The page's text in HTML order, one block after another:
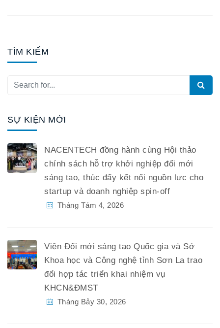
TÌM KIẾM
SỰ KIỆN MỚI
NACENTECH đồng hành cùng Hội thảo
chính sách hỗ trợ khởi nghiệp đổi mới
sáng tạo, thúc đẩy kết nối nguồn lực cho
startup và doanh nghiệp spin-off
Tháng Tám 4, 2026
Viện Đổi mới sáng tạo Quốc gia và Sở
Khoa học và Công nghệ tỉnh Sơn La trao
đổi hợp tác triển khai nhiệm vụ
KHCN&ĐMST
Tháng Bảy 30, 2026